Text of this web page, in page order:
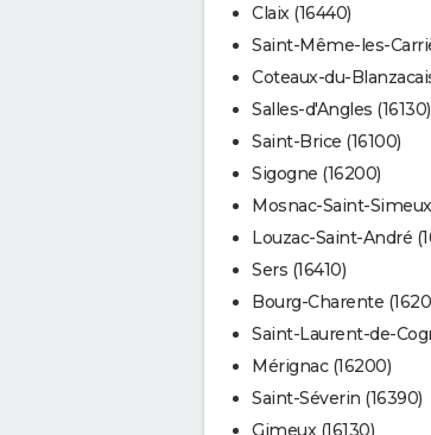
Claix (16440)
Saint-Même-les-
Coteaux-du-
Salles-d'Angles (16130)
Saint-Brice (16100)
Sigogne (16200)
Mosnac-Saint-Simeux
Louzac-Saint-André
Sers (16410)
Bourg-Charente
Saint-Laurent-de-
Mérignac (16200)
Saint-Séverin (16390)
Gimeux (16130)